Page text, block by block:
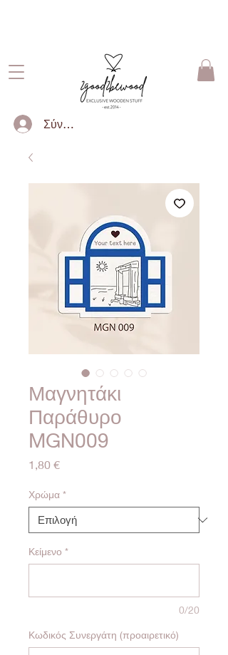
Σύνδεση
Μαγνητάκι
Παράθυρο
MGN009
1,80 €Τιμή
Χρώμα *
Κείμενο *
0/20
Κωδικός Συνεργάτη (προαιρετικό)